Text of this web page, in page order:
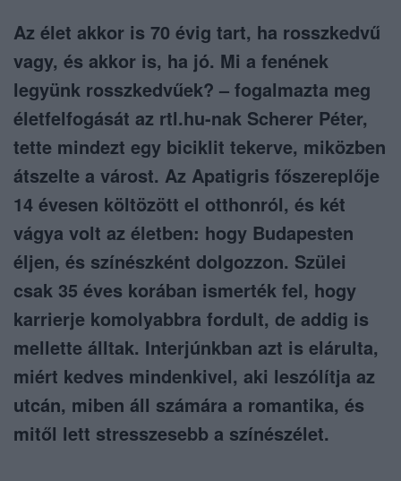
Az élet akkor is 70 évig tart, ha rosszkedvű
vagy, és akkor is, ha jó. Mi a fenének
legyünk rosszkedvűek? – fogalmazta meg
életfelfogását az rtl.hu-nak Scherer Péter,
tette mindezt egy biciklit tekerve, miközben
átszelte a várost. Az Apatigris főszereplője
14 évesen költözött el otthonról, és két
vágya volt az életben: hogy Budapesten
éljen, és színészként dolgozzon. Szülei
csak 35 éves korában ismerték fel, hogy
karrierje komolyabbra fordult, de addig is
mellette álltak. Interjúnkban azt is elárulta,
miért kedves mindenkivel, aki leszólítja az
utcán, miben áll számára a romantika, és
mitől lett stresszesebb a színészélet.